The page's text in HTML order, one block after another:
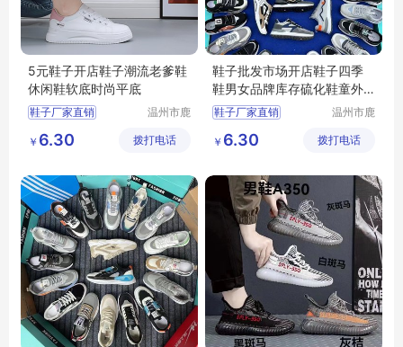
5元鞋子开店鞋子潮流老爹鞋
休闲鞋软底时尚平底
鞋子厂家直销
地摊鞋子批发
底价鞋批发
温州市鹿
步鞋行
￥ 6.30 拨打电话
鞋子批发市场开店鞋子四季
鞋男女品牌库存硫化鞋童外
贸
鞋子厂家直销
地摊鞋子批发
底价鞋批发
温州市鹿
步鞋行
￥ 6.30 拨打电话